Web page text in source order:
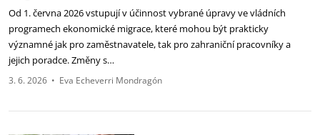
Od 1. června 2026 vstupují v účinnost vybrané úpravy ve vládních
programech ekonomické migrace, které mohou být prakticky
významné jak pro zaměstnavatele, tak pro zahraniční pracovníky a
jejich poradce. Změny s…
3. 6. 2026 • Eva Echeverri Mondragón